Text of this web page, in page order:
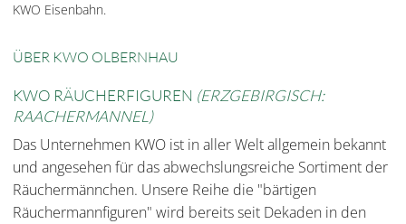
KWO Eisenbahn.
ÜBER KWO OLBERNHAU
KWO RÄUCHERFIGUREN (ERZGEBIRGISCH:
RAACHERMANNEL)
Das Unternehmen KWO ist in aller Welt allgemein bekannt
und angesehen für das abwechslungsreiche Sortiment der
Räuchermännchen. Unsere Reihe die "bärtigen
Räuchermannfiguren" wird bereits seit Dekaden in den